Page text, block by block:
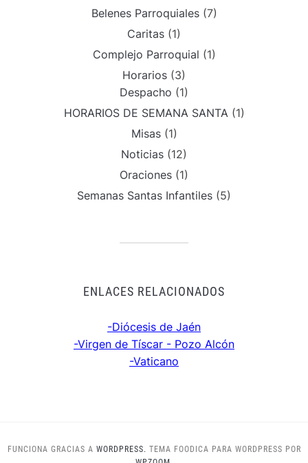
Belenes Parroquiales(7)
Caritas (1)
Complejo Parroquial (1)
Horarios (3)
Despacho (1)
HORARIOS DE SEMANA SANTA (1)
Misas(1)
Noticias (12)
Oraciones (1)
Semanas Santas Infantiles (5)
ENLACES RELACIONADOS
-Diócesis de Jaén
-Virgen de Tíscar - Pozo Alcón
-Vaticano
FUNCIONA GRACIAS A WORDPRESS. TEMA FOODICA PARA WORDPRESS POR